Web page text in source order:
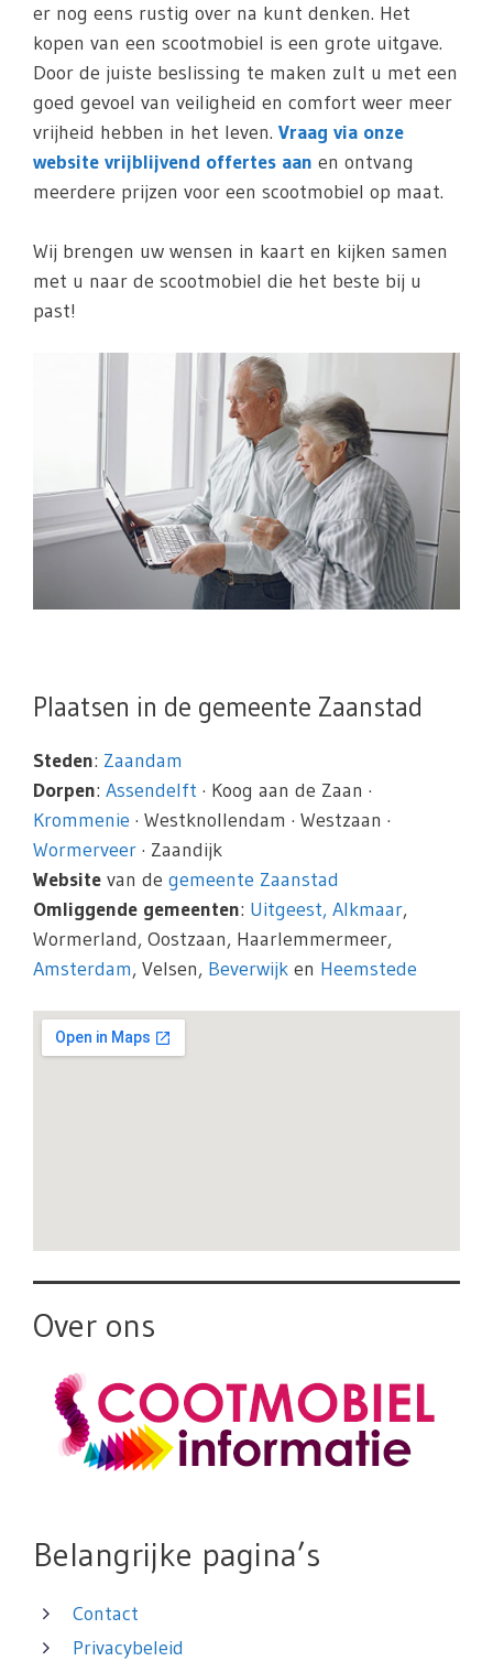
er nog eens rustig over na kunt denken. Het
kopen van een scootmobiel is een grote uitgave.
Door de juiste beslissing te maken zult u met een
goed gevoel van veiligheid en comfort weer meer
vrijheid hebben in het leven. Vraag via onze
website vrijblijvend offertes aan en ontvang
meerdere prijzen voor een scootmobiel op maat.
Wij brengen uw wensen in kaart en kijken samen
met u naar de scootmobiel die het beste bij u
past!
Plaatsen in de gemeente Zaanstad
Steden: Zaandam
Dorpen: Assendelft · Koog aan de Zaan ·
Krommenie · Westknollendam · Westzaan ·
Wormerveer · Zaandijk
Website van de gemeente Zaanstad
Omliggende gemeenten: Uitgeest, Alkmaar,
Wormerland, Oostzaan, Haarlemmermeer,
Amsterdam, Velsen, Beverwijk en Heemstede
Over ons
Belangrijke pagina’s
Contact
Privacybeleid